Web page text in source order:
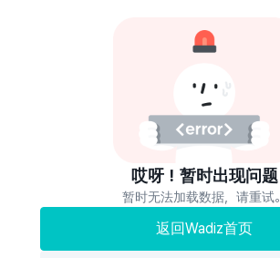
哎呀！暂时出现问题
暂时无法加载数据，请重试。
返回Wadiz首页